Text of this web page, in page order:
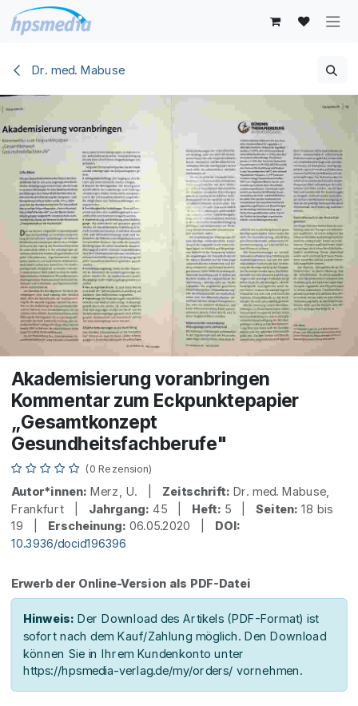
Zum Inhalt springen
Dr. med. Mabuse
Akademisierung voranbringen
Kommentar zum Eckpunktepapier
„Gesamtkonzept
Gesundheitsfachberufe"
(0 Rezension)
Autor*innen: Merz, U. | Zeitschrift: Dr. med. Mabuse,
Frankfurt | Jahrgang: 45 | Heft: 5 |Seiten: 18 bis
19 |
Erscheinung: 06.05.2020 |
DOI:
10.3936/docid196396
Erwerb der Online-Version als PDF-Datei
Hinweis: Der Download des Artikels (PDF-Format) ist
sofort nach dem Kauf/Zahlung möglich. Den Download
können Sie in Ihrem Kundenkonto unter
https://hpsmedia-verlag.de/my/orders/ vornehmen.